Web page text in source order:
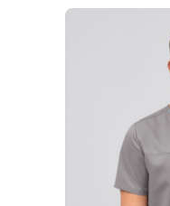
Navigating
Press to skip